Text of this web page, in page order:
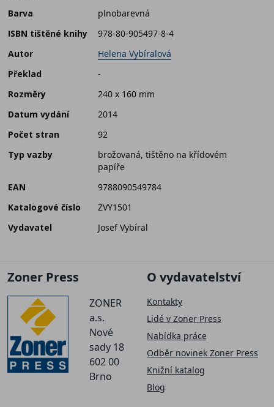
Barva
plnobarevná
ISBN tištěné knihy
978-80-905497-8-4
Autor
Helena Vybíralová
Překlad
-
Rozměry
240 x 160 mm
Datum vydání
2014
Počet stran
92
Typ vazby
brožovaná, tištěno na křídovém
papíře
EAN
9788090549784
Katalogové číslo
ZVY1501
Vydavatel
Josef Vybíral
Zoner Press
ZONER
a.s.
Nové
sady 18
602 00
Brno
O vydavatelství
Kontakty
Lidé v Zoner Press
Nabídka práce
Odběr novinek Zoner Press
Knižní katalog
Blog